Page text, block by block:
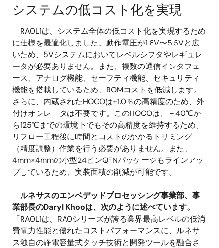
システムの低コスト化を実現
RA0L1は、システム全体の低コスト化を実現するため
に仕様を最適化しました。動作電圧が1.6V〜5.5Vと広
いため、5Vシステムにおいてレベルシフタやレギュレ
ータが必要ありません。また、複数の通信インタフェ
ース、アナログ機能、セーフティ機能、セキュリティ
機能を搭載しているため、BOMコストを低減します。
さらに、内蔵されたHOCOは±1.0％の高精度のため、外
付けオシレータは不要です。このHOCOは、－40℃か
ら125℃までの環境下でもその高精度を維持するため、
リフロー工程後に時間とコストのかかるトリミング
（精度調整）作業を行う必要がありません。また、
4mm×4mmの小型24ピンQFNパッケージもラインアッ
プしているため、実装面積の削減が可能です。
ルネサスのエンベデッドプロセッシング事業部、事
業部長のDaryl Khooは、次のように述べています。
「RA0L1は、RA0シリーズが誇る業界最高レベルの低消
費電力性能と優れたコストパフォーマンスに、ルネサ
ス独自の静電容量式タッチ技術と開発ツールを融合さ